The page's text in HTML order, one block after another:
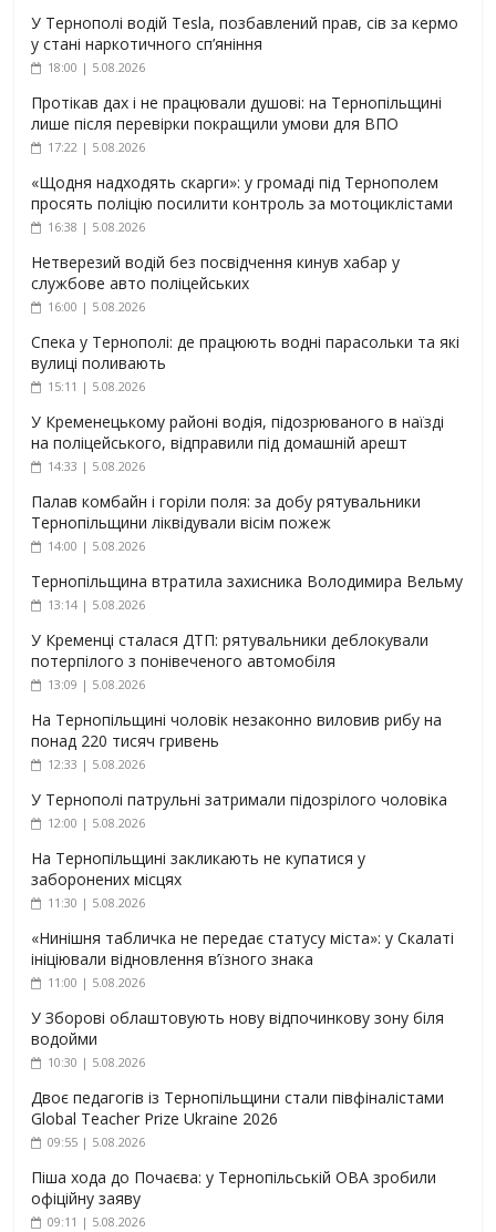
У Тернополі водій Tesla, позбавлений прав, сів за кермо
у стані наркотичного сп’яніння
18:00 | 5.08.2026
Протікав дах і не працювали душові: на Тернопільщині
лише після перевірки покращили умови для ВПО
17:22 | 5.08.2026
«Щодня надходять скарги»: у громаді під Тернополем
просять поліцію посилити контроль за мотоциклістами
16:38 | 5.08.2026
Нетверезий водій без посвідчення кинув хабар у
службове авто поліцейських
16:00 | 5.08.2026
Спека у Тернополі: де працюють водні парасольки та які
вулиці поливають
15:11 | 5.08.2026
У Кременецькому районі водія, підозрюваного в наїзді
на поліцейського, відправили під домашній арешт
14:33 | 5.08.2026
Палав комбайн і горіли поля: за добу рятувальники
Тернопільщини ліквідували вісім пожеж
14:00 | 5.08.2026
Тернопільщина втратила захисника Володимира Вельму
13:14 | 5.08.2026
У Кременці сталася ДТП: рятувальники деблокували
потерпілого з понівеченого автомобіля
13:09 | 5.08.2026
На Тернопільщині чоловік незаконно виловив рибу на
понад 220 тисяч гривень
12:33 | 5.08.2026
У Тернополі патрульні затримали підозрілого чоловіка
12:00 | 5.08.2026
На Тернопільщині закликають не купатися у
заборонених місцях
11:30 | 5.08.2026
«Нинішня табличка не передає статусу міста»: у Скалаті
ініціювали відновлення в’їзного знака
11:00 | 5.08.2026
У Зборові облаштовують нову відпочинкову зону біля
водойми
10:30 | 5.08.2026
Двоє педагогів із Тернопільщини стали півфіналістами
Global Teacher Prize Ukraine 2026
09:55 | 5.08.2026
Піша хода до Почаєва: у Тернопільській ОВА зробили
офіційну заяву
09:11 | 5.08.2026